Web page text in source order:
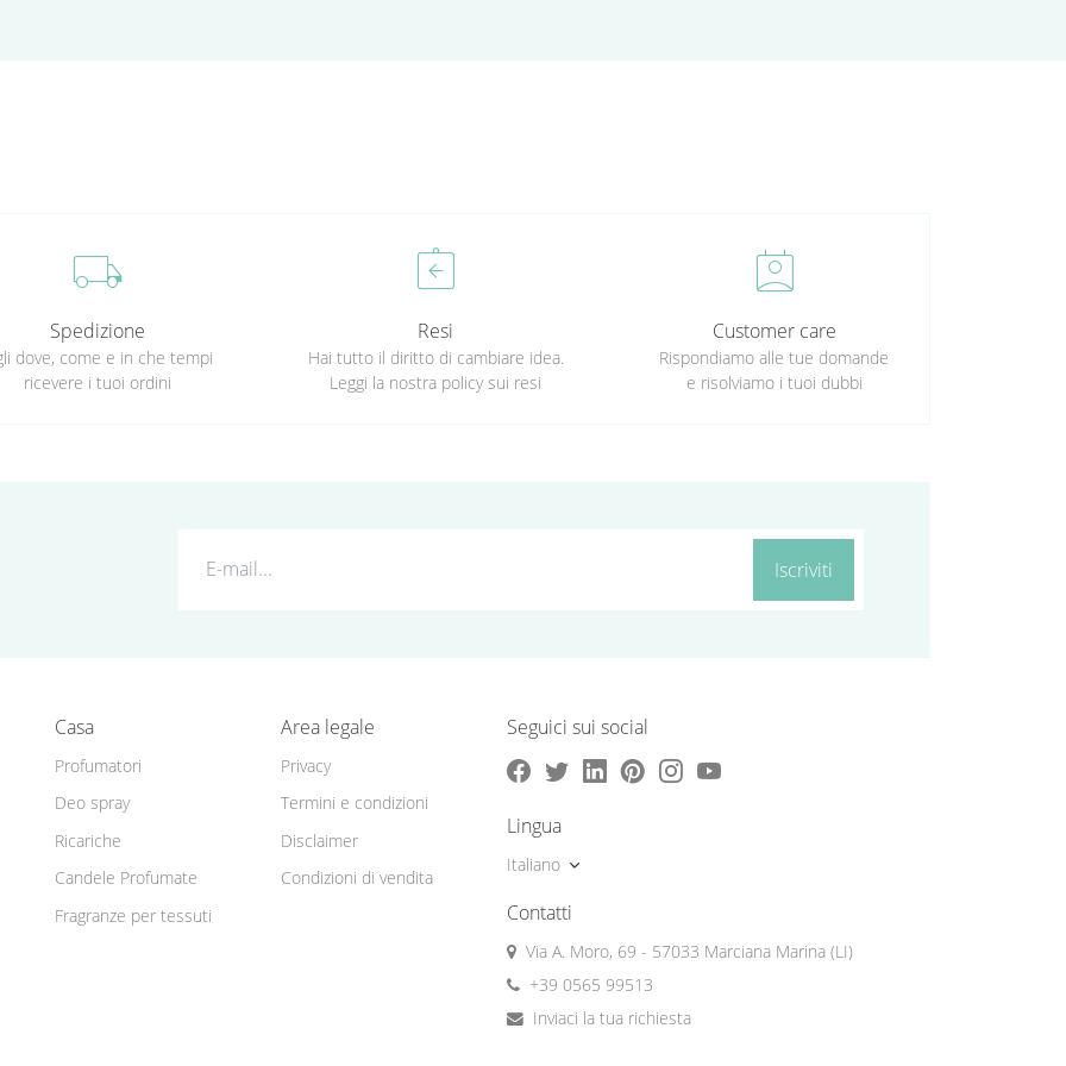
local_shipping
Spedizione
dove, come e in che tempi
ricevere i tuoi ordini
assignment_return
Resi
Hai tutto il diritto di cambiare idea.
Leggi la nostra policy sui resi
perm_contact_calendar
Customer care
Rispondiamo alle tue domande
e risolviamo i tuoi dubbi
Iscriviti
Casa
Profumatori
Deo spray
Ricariche
Candele Profumate
Fragranze per tessuti
Area legale
Privacy
Termini e condizioni
Disclaimer
Condizioni di vendita
Seguici sui social
Lingua
Italiano
Contatti
Via A. Moro, 69 - 57033 Marciana Marina (LI)
+39 0565 99513
Inviaci la tua richiesta